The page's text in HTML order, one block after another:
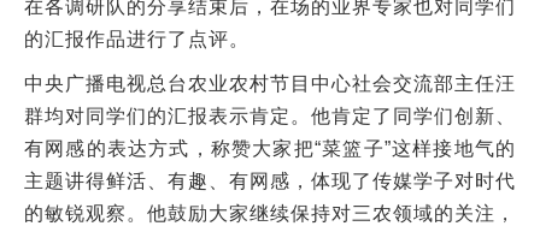
在各调研队的分享结束后，在场的业界专家也对同学们
的汇报作品进行了点评。
中央广播电视总台农业农村节目中心社会交流部主任汪
群均对同学们的汇报表示肯定。他肯定了同学们创新、
有网感的表达方式，称赞大家把“菜篮子”这样接地气的
主题讲得鲜活、有趣、有网感，体现了传媒学子对时代
的敏锐观察。他鼓励大家继续保持对三农领域的关注，